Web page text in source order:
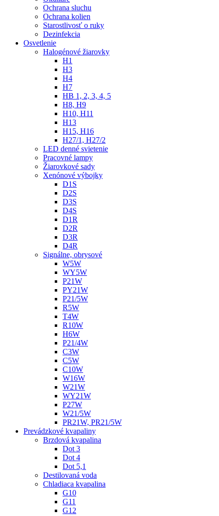
Ochrana sluchu
Ochrana kolien
Starostlivosť o ruky
Dezinfekcia
Osvetlenie
Halogénové žiarovky
H1
H3
H4
H7
HB 1, 2, 3, 4, 5
H8, H9
H10, H11
H13
H15, H16
H27/1, H27/2
LED denné svietenie
Pracovné lampy
Žiarovkové sady
Xenónové výbojky
D1S
D2S
D3S
D4S
D1R
D2R
D3R
D4R
Signálne, obrysové
W5W
WY5W
P21W
PY21W
P21/5W
R5W
T4W
R10W
H6W
P21/4W
C3W
C5W
C10W
W16W
W21W
WY21W
P27W
W21/5W
PR21W, PR21/5W
Prevádzkové kvapaliny
Brzdová kvapalina
Dot 3
Dot 4
Dot 5,1
Destilovaná voda
Chladiaca kvapalina
G10
G11
G12